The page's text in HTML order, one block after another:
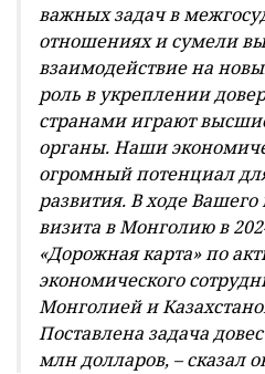
важных задач в
отношениях и сумели
взаимодействие на
роль в укреплении
странами играют
органы. Наши
огромный потенциал
развития. В ходе Вашего
визита в Монголию в
«Дорожная карта» по
экономического
Монголией и
Поставлена задача
млн долларов, – сказал